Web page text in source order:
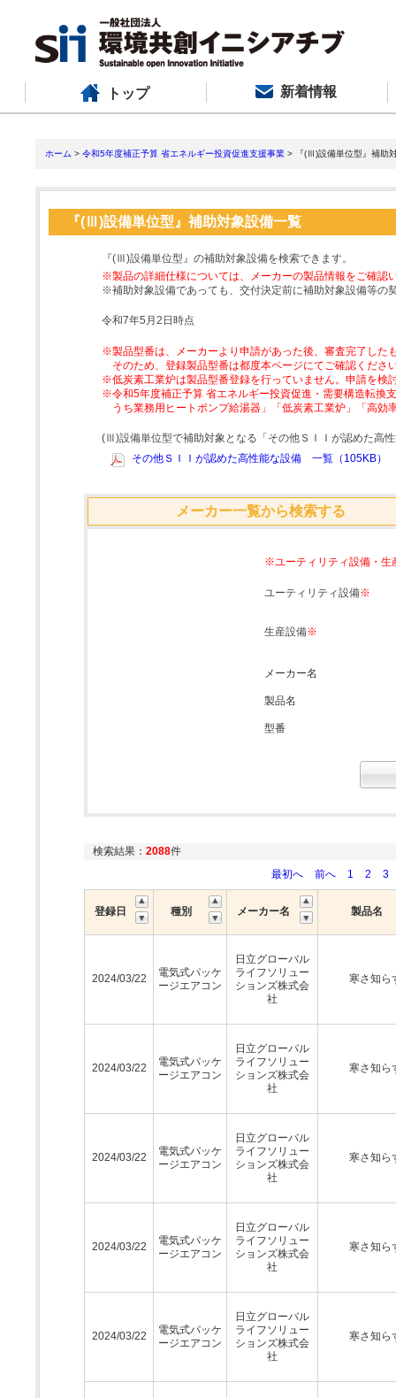
トップ 新着情報
ホーム > 令和5年度補正予算 省エネルギー投資促進支援事業 > 『(Ⅲ)設備単位型』補助
『(Ⅲ)設備単位型』補助対象設備一覧
『(Ⅲ)設備単位型』の補助対象設備を検索できます。
※製品の詳細仕様については、メーカーの製品情報をご確認
※補助対象設備であっても、交付決定前に補助対象設備等の
令和7年5月2日時点
※製品型番は、メーカーより申請があった後、審査完了した
そのため、登録製品型番は都度本ページにてご確認くださ
※低炭素工業炉は製品型番登録を行っていません。申請を検
※令和5年度補正予算 省エネルギー投資促進・需要構造転換
うち業務用ヒートポンプ給湯器」「低炭素工業炉」「高
(Ⅲ)設備単位型で補助対象となる「その他ＳＩＩが認めた高
その他ＳＩＩが認めた高性能な設備 一覧（105KB）
メーカー一覧から検索する
※ユーティリティ設備・生
ユーティリティ設備※
生産設備※
メーカー名
製品名
型番
検索結果： 2088件
最初へ
前へ 1 2 3
登録日 種別 メーカー名 製品名
2024/03/22
電気式パッケ
ージエアコン
日立グローバル
ライフソリュー
ションズ株式会
社
寒さ知ら
2024/03/22
電気式パッケ
ージエアコン
日立グローバル
ライフソリュー
ションズ株式会
社
寒さ知ら
2024/03/22
電気式パッケ
ージエアコン
日立グローバル
ライフソリュー
ションズ株式会
社
寒さ知ら
2024/03/22
電気式パッケ
ージエアコン
日立グローバル
ライフソリュー
ションズ株式会
社
寒さ知ら
2024/03/22
電気式パッケ
ージエアコン
日立グローバル
ライフソリュー
ションズ株式会
社
寒さ知ら